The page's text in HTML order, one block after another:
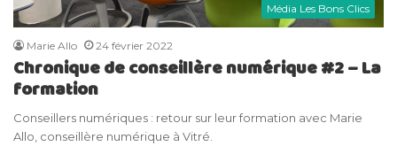
Média Les Bons Clics
Marie Allo 24 février 2022
Chronique de conseillère numérique #2 – La
formation
Conseillers numériques : retour sur leur formation avec Marie
Allo, conseillère numérique à Vitré.